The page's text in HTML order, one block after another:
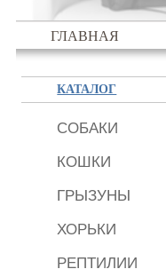
ГЛАВНАЯ
КАТАЛОГ
СОБАКИ
КОШКИ
ГРЫЗУНЫ
ХОРЬКИ
РЕПТИЛИИ